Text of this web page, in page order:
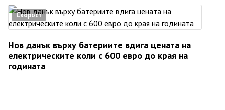
Скорост
Нов данък върху батериите вдига цената на
електрическите коли с 600 евро до края на
годината